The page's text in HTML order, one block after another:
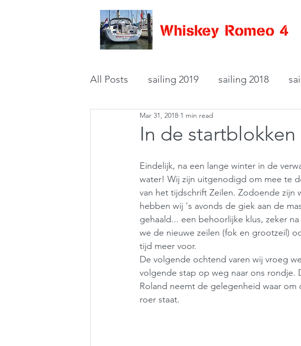
Whiskey Romeo 4
All Posts sailing 2019 sailing 2018
buying a boat background
In de startblokken
Mar 31, 2018 1 min read
Eindelijk, na een lange winter in de
water! Wij zijn uitgenodigd om mee te
van het tijdschrift Zeilen. Zodoende zijn
hebben wij 's avonds de giek aan de
gehaald... een behoorlijke klus, zeker
we de nieuwe zeilen (fok en grootzeil)
tijd meer voor.
De volgende ochtend varen wij vroeg
volgende stap op weg naar ons rondje.
Roland neemt de gelegenheid waar
roer staat.